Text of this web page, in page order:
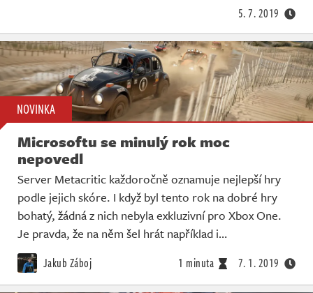
5. 7. 2019
NOVINKA
Microsoftu se minulý rok moc
nepovedl
Server Metacritic každoročně oznamuje nejlepší hry
podle jejich skóre. I když byl tento rok na dobré hry
bohatý, žádná z nich nebyla exkluzivní pro Xbox One.
Je pravda, že na něm šel hrát například i…
Jakub Záboj 1 minuta 7. 1. 2019